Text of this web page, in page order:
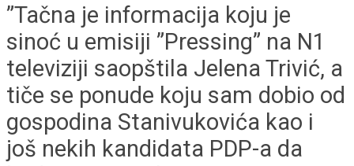
”Tačna je informacija koju je
sinoć u emisiji ”Pressing” na N1
televiziji saopštila Jelena Trivić, a
tiče se ponude koju sam dobio od
gospodina Stanivukovića kao i
još nekih kandidata PDP-a da